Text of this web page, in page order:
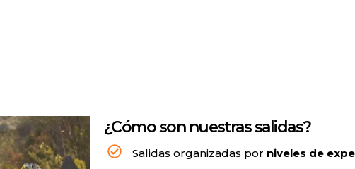
¿Cómo son nuestras salidas?
Salidas organizadas por niveles de